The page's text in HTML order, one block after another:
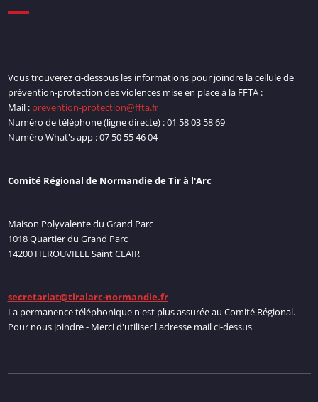
Vous trouverez ci-dessous les informations pour joindre la cellule de
prévention-protection des violences mise en place à la FFTA :
Mail : prevention-protection@ffta.fr
Numéro de téléphone (ligne directe) : 01 58 03 58 69
Numéro What's app : 07 50 55 46 04
Comité Régional de Normandie de Tir à l'Arc
Maison Polyvalente du Grand Parc
1018 Quartier du Grand Parc
14200 HEROUVILLE Saint CLAIR
secretariat@tiralarc-normandie.fr
La permanence téléphonique n'est plus assurée au Comité Régional.
Pour nous joindre - Merci d'utiliser l'adresse mail ci-dessus